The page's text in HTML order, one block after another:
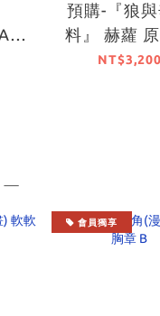
預購-『狼
料』 赫蘿
Non-scale
NT$3,200
―
會員獨享